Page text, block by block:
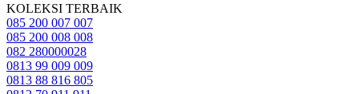
KOLEKSI TERBAIK
085 200 007 007
085 200 008 008
082 280000028
0813 99 009 009
0813 88 816 805